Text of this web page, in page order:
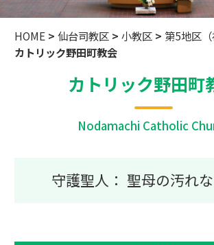
HOME > 仙台司教区 > 小教区 > 第5地区（
カトリック野田町教会
カトリック野田町
Nodamachi Catholic
守護聖人： 聖母の汚れ